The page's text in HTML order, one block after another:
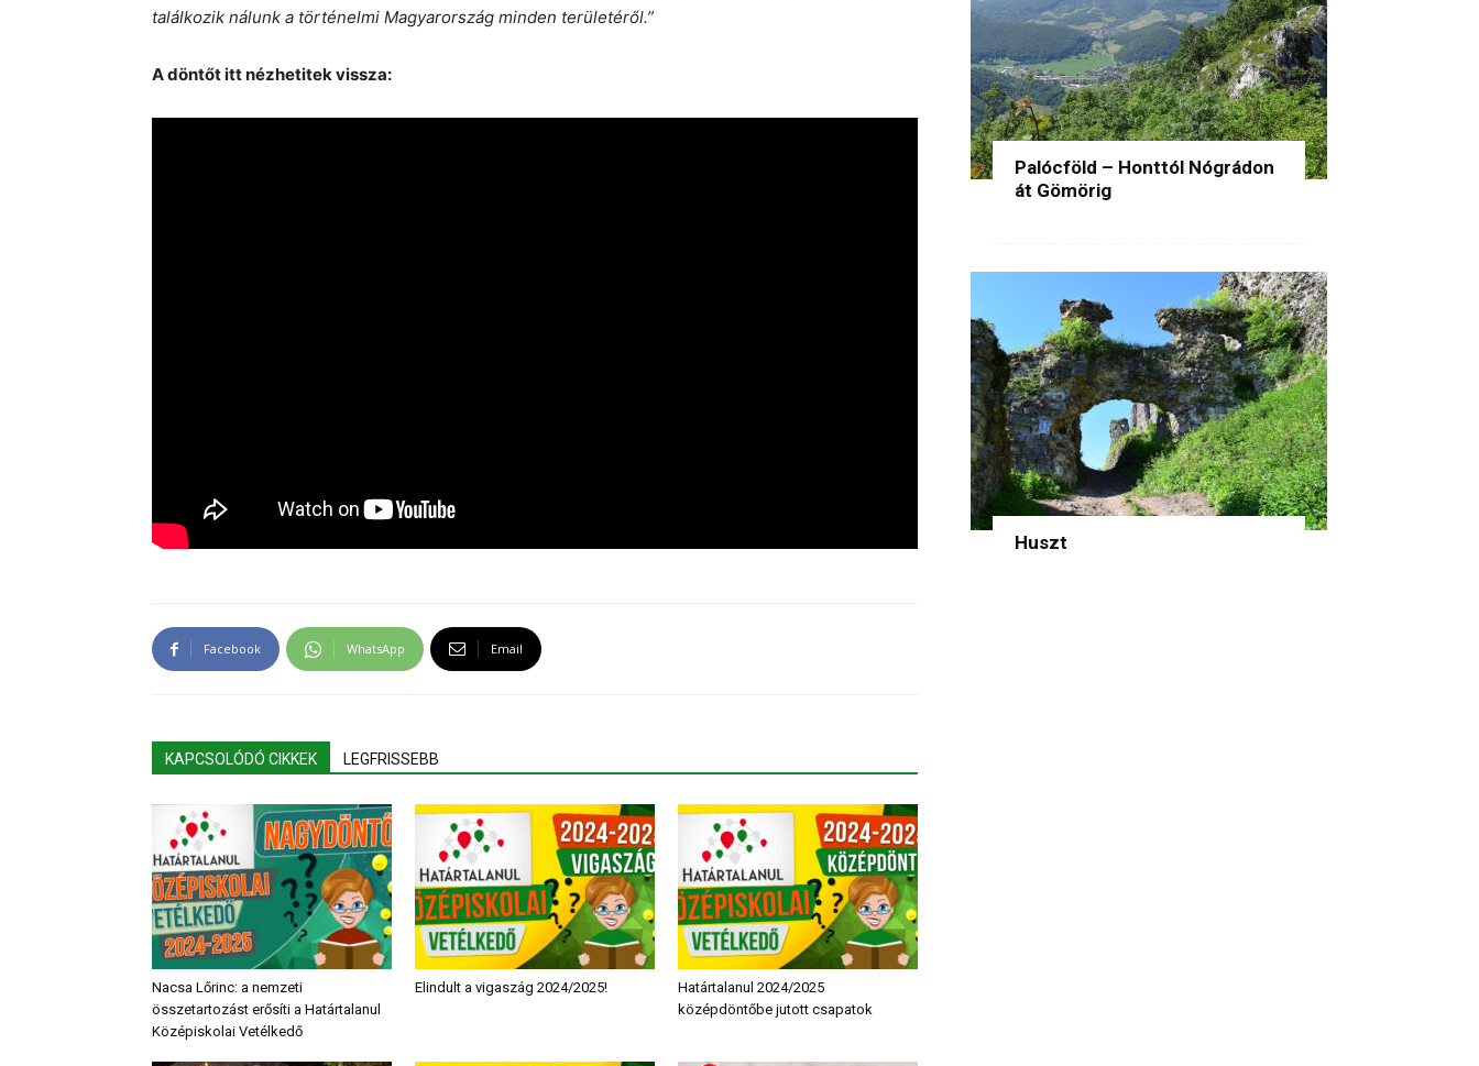
találkozik nálunk a történelmi Magyarország minden területéről.”
A döntőt itt nézhetitek vissza:
Facebook WhatsApp Email
KAPCSOLÓDÓ CIKKEK LEGFRISSEBB
Nacsa Lőrinc: a nemzeti
összetartozást erősíti a Határtalanul
Középiskolai Vetélkedő
Elindult a vigaszág 2024/2025!
Határtalanul 2024/2025
középdöntőbe jutott csapatok
Palócföld – Honttól Nógrádon
át Gömörig
Huszt